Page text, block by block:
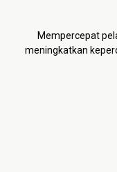
Mempercepat
meningkatkan